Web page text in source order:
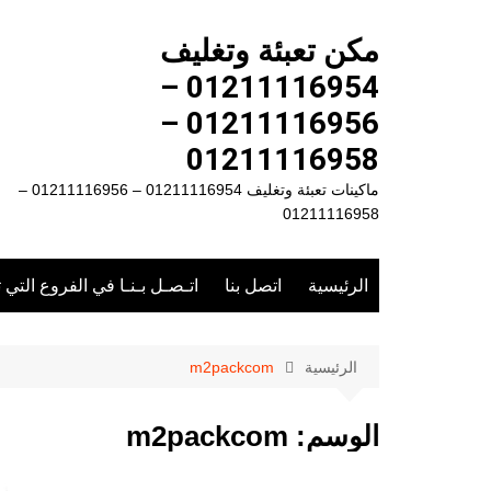
مكن تعبئة وتغليف
01211116954 –
01211116956 –
01211116958
ماكينات تعبئة وتغليف 01211116954 – 01211116956 –
01211116958
الرئيسية اتصل بنا اتـصـل بـنـا في الفروع
الرئيسية m2packcom
الوسم: m2packcom